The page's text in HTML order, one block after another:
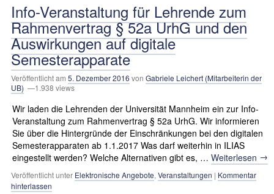
Info-Veranstaltung für Lehrende zum
Rahmenvertrag § 52a UrhG und den
Auswirkungen auf digitale
Semesterapparate
Veröffentlicht am 5. Dezember 2016 von Gabriele Leichert (Mitarbeiterin der
UB) —1.938 views
Wir laden die Lehrenden der Universität Mannheim ein zur Info-
Veranstaltung zum Rahmenvertrag § 52a UrhG. Wir informieren
Sie über die Hintergründe der Einschränkungen bei den digitalen
Semesterapparaten ab 1.1.2017 Was darf weiterhin in ILIAS
eingestellt werden? Welche Alternativen gibt es, … Weiterlesen →
Veröffentlicht unter Elektronische Angebote, Veranstaltungen | Kommentar
hinterlassen